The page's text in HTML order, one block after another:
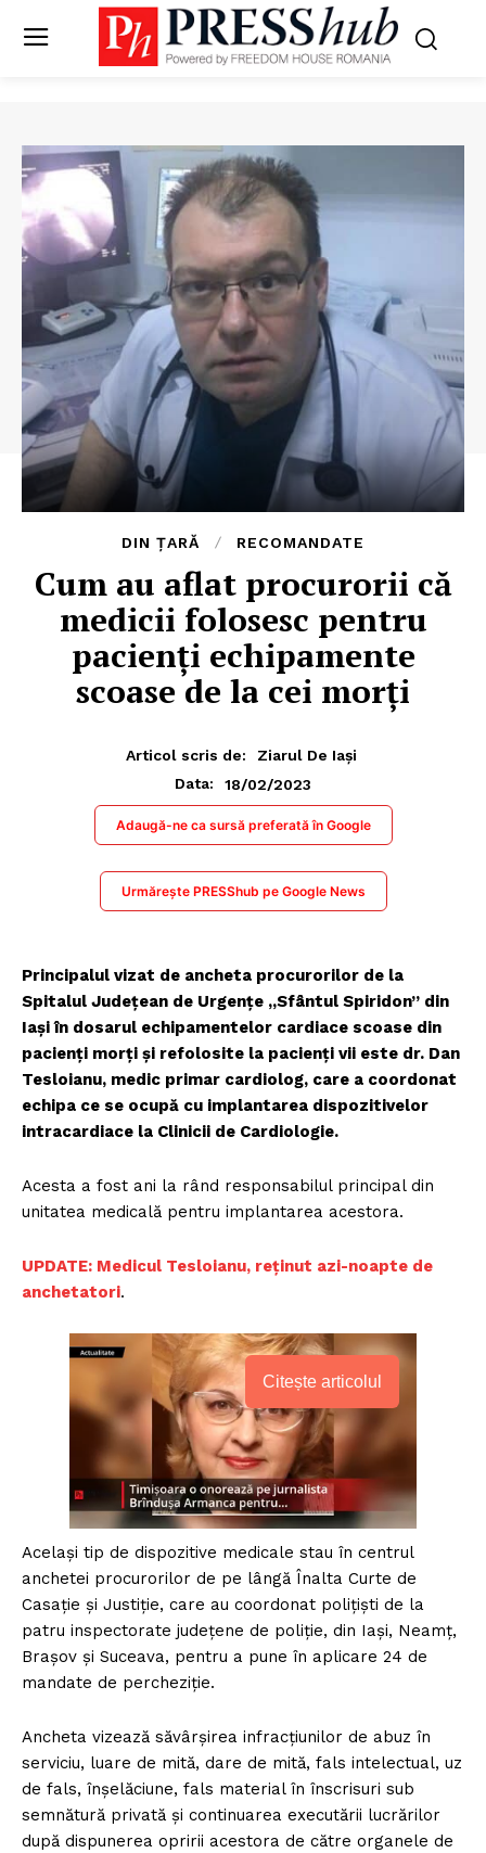
DIN ȚARĂ RECOMANDATE
Cum au aflat procurorii că
medicii folosesc pentru
pacienți echipamente
scoase de la cei morți
Articol scris de:
Ziarul De Iași
Data:
18/02/2023
Adaugă-ne ca sursă preferată în Google
Urmărește PRESShub pe Google News
Principalul vizat de ancheta procurorilor de la
Spitalul Județean de Urgențe „Sfântul Spiridon” din
Iași în dosarul echipamentelor cardiace scoase din
pacienți morți și refolosite la pacienți vii este dr. Dan
Tesloianu, medic primar cardiolog, care a coordonat
echipa ce se ocupă cu implantarea dispozitivelor
intracardiace la Clinicii de Cardiologie.
Acesta a fost ani la rând responsabilul principal din
unitatea medicală pentru implantarea acestora.
UPDATE: Medicul Tesloianu, reţinut azi-noapte de
anchetatori.
Citește articolul
Același tip de dispozitive medicale stau în centrul
anchetei procurorilor de pe lângă Înalta Curte de
Casație și Justiție, care au coordonat polițiști de la
patru inspectorate județene de poliție, din Iași, Neamț,
Brașov și Suceava, pentru a pune în aplicare 24 de
mandate de percheziție.
Ancheta vizează săvârșirea infracțiunilor de abuz în
serviciu, luare de mită, dare de mită, fals intelectual, uz
de fals, înșelăciune, fals material în înscrisuri sub
semnătură privată și continuarea executării lucrărilor
după dispunerea opririi acestora de către organele de